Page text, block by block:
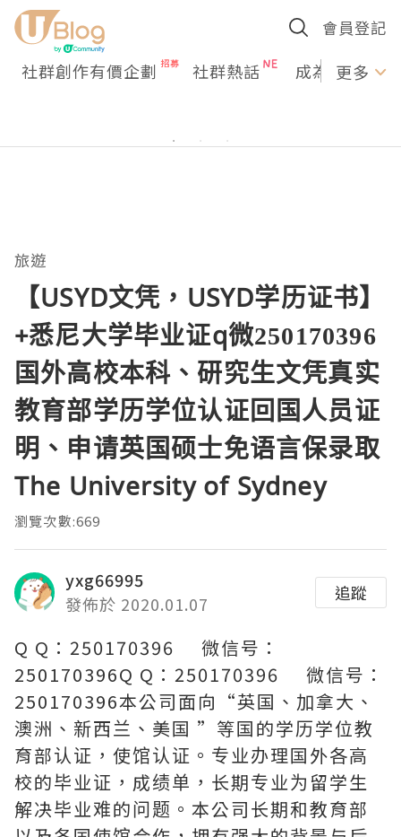
會員登記
社群創作有價企劃 社群熱話 成為U更多
旅遊
【USYD文凭，USYD学历证书】
+悉尼大学毕业证q微250170396
国外高校本科、研究生文凭真实
教育部学历学位认证回国人员证
明、申请英国硕士免语言保录取
The University of Sydney
瀏覽次數:669
yxg66995
發佈於 2020.01.07
追蹤
Q Q：250170396 微信号：
250170396Q Q：250170396 微信号：
250170396本公司面向“英国、加拿大、
澳洲、新西兰、美国 ”等国的学历学位教
育部认证，使馆认证。专业办理国外各高
校的毕业证，成绩单，长期专业为留学生
解决毕业难的问题。本公司长期和教育部